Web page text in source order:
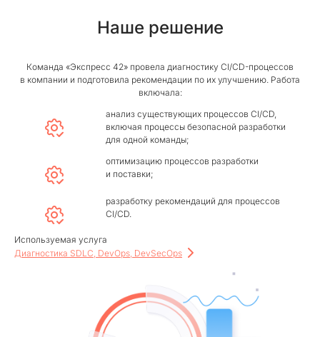
Наше решение
Команда «Экспресс 42» провела диагностику CI/CD⁠-⁠процессов
в компании и подготовила рекомендации по их улучшению. Работа
включала:
анализ существующих процессов CI/CD,
включая процессы безопасной разработки
для одной команды;
оптимизацию процессов разработки
и поставки;
разработку рекомендаций для процессов
CI/CD.
Используемая услуга
Диагностика SDLC, DevOps, DevSecOps